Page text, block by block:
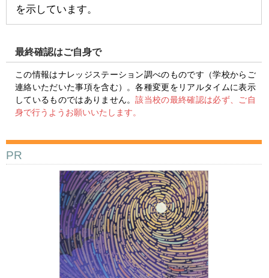
を示しています。
最終確認はご自身で
この情報はナレッジステーション調べのものです（学校からご
連絡いただいた事項を含む）。各種変更をリアルタイムに表示
しているものではありません。該当校の最終確認は必ず、ご自
身で行うようお願いいたします。
PR